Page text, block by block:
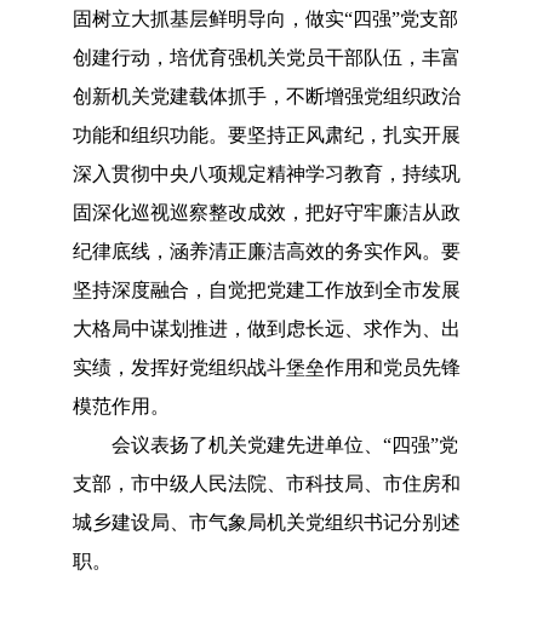
固树立大抓基层鲜明导向，做实“四强”党支部
创建行动，培优育强机关党员干部队伍，丰富
创新机关党建载体抓手，不断增强党组织政治
功能和组织功能。要坚持正风肃纪，扎实开展
深入贯彻中央八项规定精神学习教育，持续巩
固深化巡视巡察整改成效，把好守牢廉洁从政
纪律底线，涵养清正廉洁高效的务实作风。要
坚持深度融合，自觉把党建工作放到全市发展
大格局中谋划推进，做到虑长远、求作为、出
实绩，发挥好党组织战斗堡垒作用和党员先锋
模范作用。
会议表扬了机关党建先进单位、 “四强”党
支部，市中级人民法院、市科技局、市住房和
城乡建设局、市气象局机关党组织书记分别述
职。